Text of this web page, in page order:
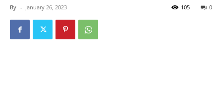
By - January 26, 2023 0
105